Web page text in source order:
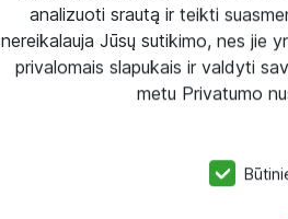
analizuoti srautą ir teikti
nereikalauja Jūsų sutikimo, nes jie
privalomais slapukais ir valdyti
metu Privatumo